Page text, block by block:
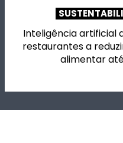
Inteligência artificial
restaurantes a
alimentar